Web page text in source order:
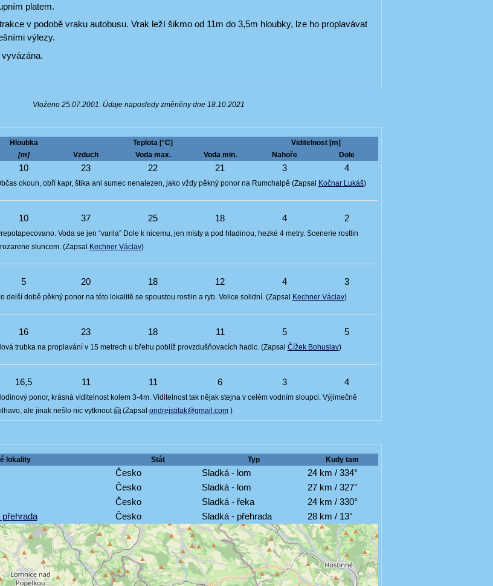
platem.
v podobě vraku autobusu. Vrak leží šikmo od 11m do 3,5m hloubky, lze ho proplavávat
výlezy.
Vloženo 25.07.2001. Údaje naposledy změněny dne 18.10.2021
Hloubka Teplota [°C]
Viditelnost [m]
[m] Vzduch Voda max. Voda min. Nahoře Dole
10 23 22 21 3 4
okoun, obří kapr, štika ani sumec nenalezen, jako vždy pěkný ponor na Rumchalpě (Zapsal Kočnar Lukáš)
10 37 25 18 4 2
Voda se jen “varila” Dole k nicemu, jen místy a pod hladinou, hezké 4 metry. Scenerie rostlin
sluncem. (Zapsal Kechner Václav)
5 20 18 12 4 3
delší době pěkný ponor na této lokalitě se spoustou rostlin a ryb. Velice solidní. (Zapsal Kechner Václav)
16 23 18 11 5 5
trubka na proplavání v 15 metrech u břehu poblíž provzdušňovacích hadic. (Zapsal Čížek Bohuslav)
16,5 11 11 6 3 4
ponor, krásná viditelnost kolem 3-4m. Viditelnost tak nějak stejna v celém vodním sloupci. Výjimečně
ale jinak nešlo nic vytknout 🤗 (Zapsal ondrejstitak@gmail.com)
lokality Stát Typ Kudy tam
Česko Sladká - lom
24 km / 334°
Česko Sladká - lom
27 km / 327°
Česko Sladká - řeka
24 km / 330°
Česko Sladká - přehrada 28 km / 13°